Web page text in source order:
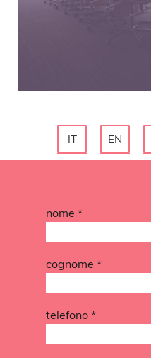
IT EN
nome *
cognome *
telefono *